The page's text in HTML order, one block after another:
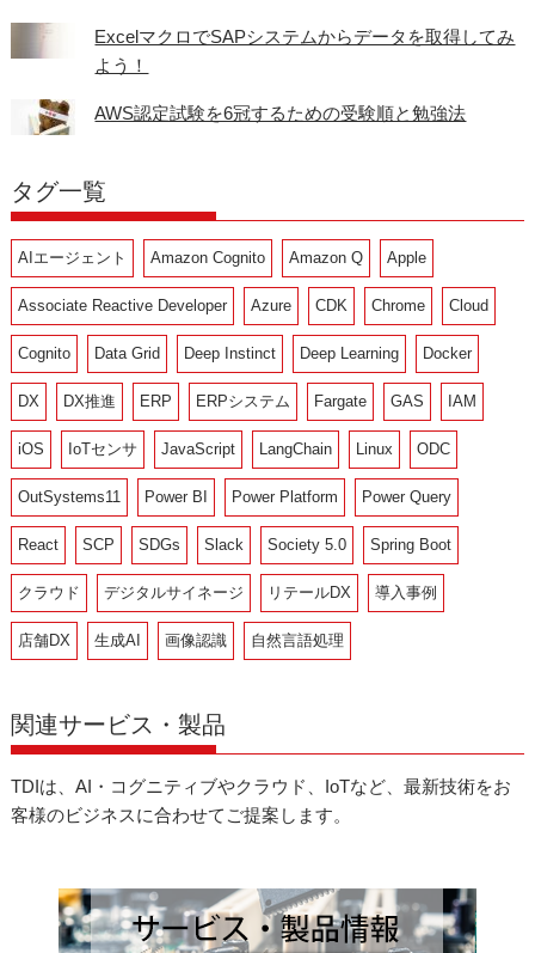
ExcelマクロでSAPシステムからデータを取得してみ
よう！
AWS認定試験を6冠するための受験順と勉強法
タグ一覧
AIエージェント Amazon Cognito Amazon Q Apple
Associate Reactive Developer Azure CDK Chrome Cloud
Cognito Data Grid Deep Instinct Deep Learning Docker
DX DX推進 ERP ERPシステム Fargate GAS IAM
iOS IoTセンサ JavaScript LangChain Linux ODC
OutSystems11 Power BI Power Platform Power Query
React SCP SDGs Slack Society 5.0 Spring Boot
クラウド デジタルサイネージ リテールDX 導入事例
店舗DX 生成AI 画像認識 自然言語処理
関連サービス・製品
TDIは、AI・コグニティブやクラウド、IoTなど、最新技術をお
客様のビジネスに合わせてご提案します。